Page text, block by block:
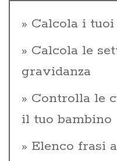
Calcola i
Calcola le
gravidanza
Controlla le
il tuo bambino
Elenco frasi